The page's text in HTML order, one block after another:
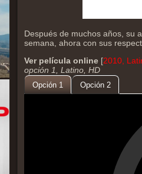
Después de muchos años, su
semana, ahora con sus
Ver película online [2010,
opción 1, Latino, HD
Opción 1 Opción 2